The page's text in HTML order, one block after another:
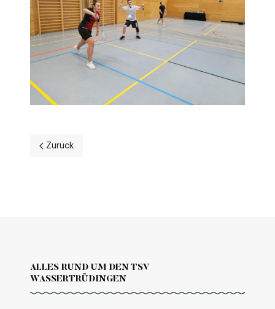
Vorheriger Beitrag: Teilnahme Jedermann-Turnier
Zurück
ALLES RUND UM DEN TSV
WASSERTRÜDINGEN